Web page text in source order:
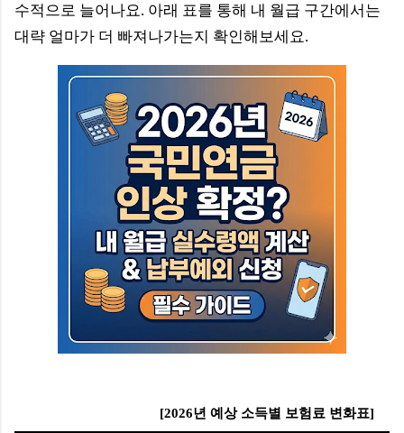
수적으로 늘어나요. 아래 표를 통해 내 월급 구간에서는
대략 얼마가 더 빠져나가는지 확인해보세요.
[2026년 예상 소득별 보험료 변화표]